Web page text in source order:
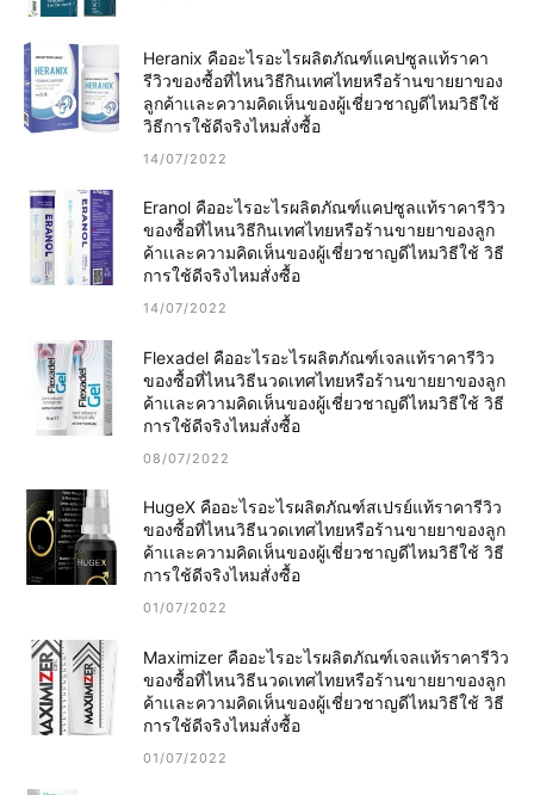
Heranix คืออะไรอะไรผลิตภัณฑ์แคปซูลแท้ราคา
รีวิวของซื้อที่ไหนวิธีกินเทศไทยหรือร้านขายยาของ
ลูกค้าเเละความคิดเห็นของผู้เชี่ยวชาญดีไหมวิธีใช้
วิธีการใช้ดีจริงไหมสั่งซื้อ
14/07/2022
Eranol คืออะไรอะไรผลิตภัณฑ์แคปซูลแท้ราคารีวิว
ของซื้อที่ไหนวิธีกินเทศไทยหรือร้านขายยาของลูก
ค้าเเละความคิดเห็นของผู้เชี่ยวชาญดีไหมวิธีใช้ วิธี
การใช้ดีจริงไหมสั่งซื้อ
14/07/2022
Flexadel คืออะไรอะไรผลิตภัณฑ์เจลแท้ราคารีวิว
ของซื้อที่ไหนวิธีนวดเทศไทยหรือร้านขายยาของลูก
ค้าเเละความคิดเห็นของผู้เชี่ยวชาญดีไหมวิธีใช้ วิธี
การใช้ดีจริงไหมสั่งซื้อ
08/07/2022
HugeX คืออะไรอะไรผลิตภัณฑ์สเปรย์แท้ราคารีวิว
ของซื้อที่ไหนวิธีนวดเทศไทยหรือร้านขายยาของลูก
ค้าเเละความคิดเห็นของผู้เชี่ยวชาญดีไหมวิธีใช้ วิธี
การใช้ดีจริงไหมสั่งซื้อ
01/07/2022
Maximizer คืออะไรอะไรผลิตภัณฑ์เจลแท้ราคารีวิว
ของซื้อที่ไหนวิธีนวดเทศไทยหรือร้านขายยาของลูก
ค้าเเละความคิดเห็นของผู้เชี่ยวชาญดีไหมวิธีใช้ วิธี
การใช้ดีจริงไหมสั่งซื้อ
01/07/2022